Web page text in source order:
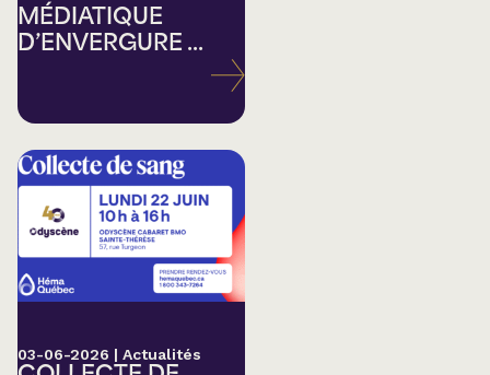
MÉDIATIQUE
D’ENVERGURE ...
03-06-2026 | Actualités